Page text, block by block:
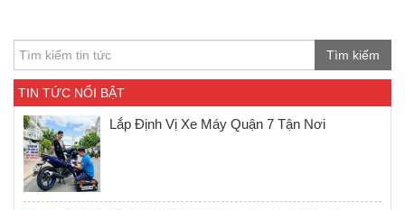
Tìm kiếm
TIN TỨC NỔI BẬT
Lắp Định Vị Xe Máy Quận 7 Tận Nơi